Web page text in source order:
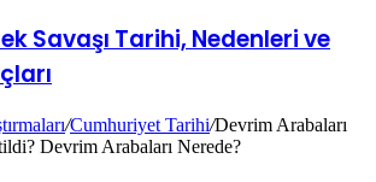
Savaşı Tarihi, Nedenleri ve
/Cumhuriyet Tarihi/Devrim Arabaları
Devrim Arabaları Nerede?